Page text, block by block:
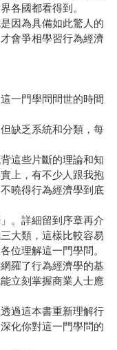
各國都看得到。
因為具備如此驚人的
會爭相學習行為經濟
一門學問問世的時間
缺乏系統和分類，每
這些片斷的理論和知
上，有不少人跟我抱
曉得行為經濟學到底
。詳細留到序章再介
大類，這樣比較容易
位理解這一門學問。
羅了行為經濟學的基
立刻掌握商業人士應
過這本書重新理解行
化你對這一門學問的